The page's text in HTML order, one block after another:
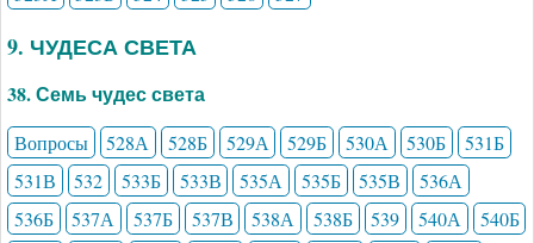
9. ЧУДЕСА СВЕТА
38. Семь чудес света
Вопросы 528А 528Б 529А 529Б 530А 530Б
531Б
531В
532 533Б 533В 535А 535Б 535В
536А
536Б
537А 537Б 537В 538А 538Б 539 540А
540Б